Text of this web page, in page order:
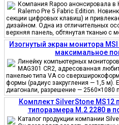
Компания Rapoo анонсировала в
Ralemo Pre 5 Fabric Edition.
секции цифровых клавиш) и
дизайном. Одна из отличительных
верхняя панель, обтянутая тканью с
Изогнутый экран монитора
максимальное
Линейку компьютерных
MAG301 CR2, адресованная
панелью типа VA со
формы (радиус закругления — 1,5 м).
диагонали, разрешение — 2560×1080
Комплект SilverStone MS12
типоразмера M.2 2280 в
Каталог продукции компании